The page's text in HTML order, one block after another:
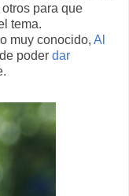
otros para que
tema.
muy conocido, Al
poder dar